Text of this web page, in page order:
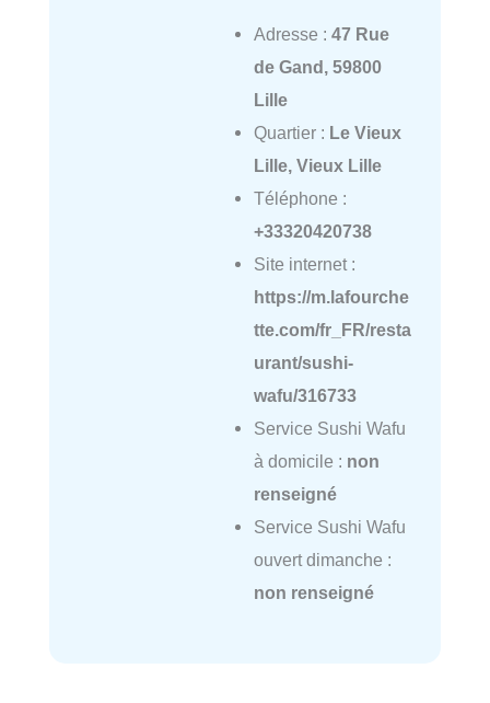
Adresse : 47 Rue
de Gand, 59800
Lille
Quartier : Le Vieux
Lille, Vieux Lille
Téléphone :
+33320420738
Site internet :
https://m.lafourche
tte.com/fr_FR/resta
urant/sushi-
wafu/316733
Service Sushi Wafu
à domicile : non
renseigné
Service Sushi Wafu
ouvert dimanche :
non renseigné